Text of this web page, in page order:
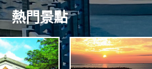
熱門景點